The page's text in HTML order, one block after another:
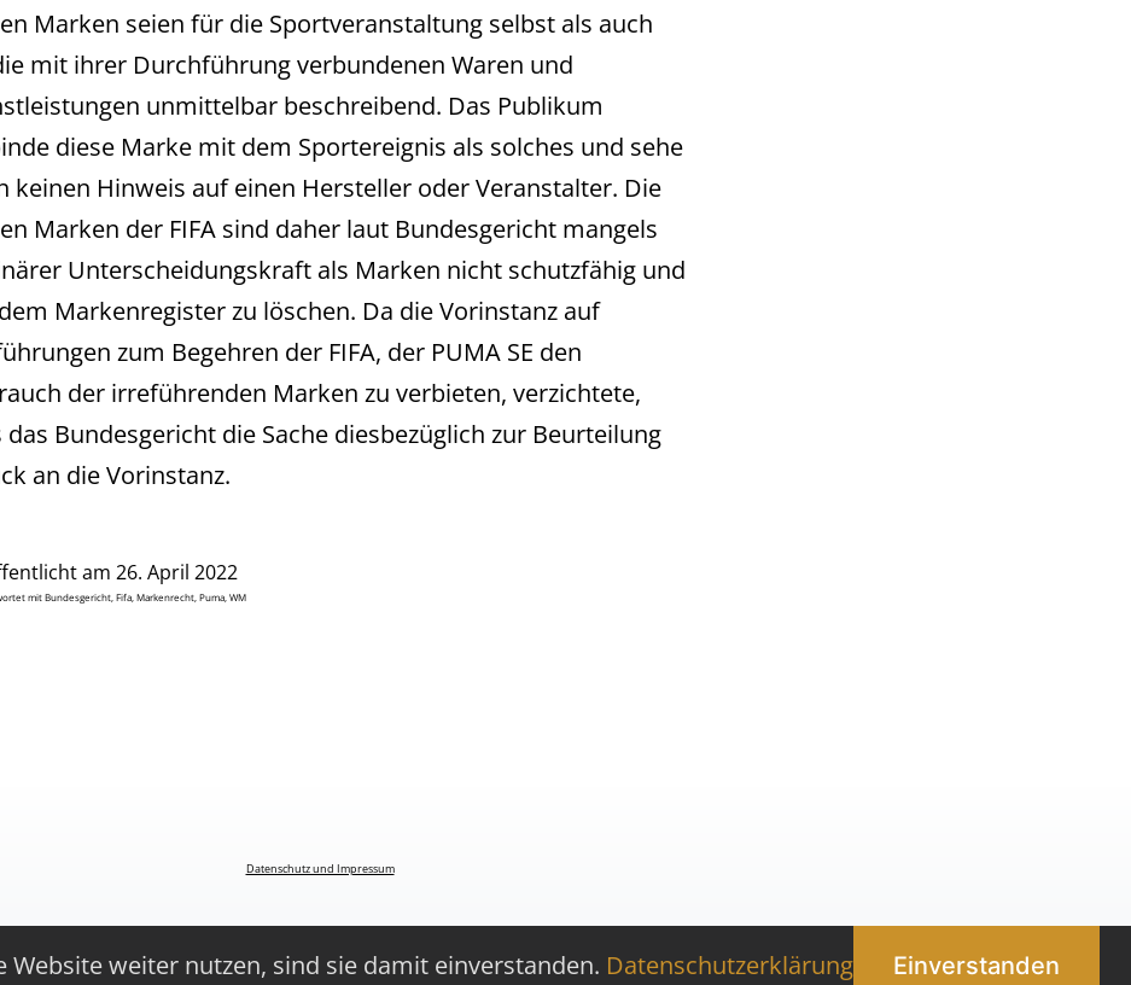
Marken seien für die Sportveranstaltung selbst als auch
mit ihrer Durchführung verbundenen Waren und
unmittelbar beschreibend. Das Publikum
diese Marke mit dem Sportereignis als solches und sehe
keinen Hinweis auf einen Hersteller oder Veranstalter. Die
Marken der FIFA sind daher laut Bundesgericht mangels
Unterscheidungskraft als Marken nicht schutzfähig und
Markenregister zu löschen. Da die Vorinstanz auf
zum Begehren der FIFA, der PUMA SE den
der irreführenden Marken zu verbieten, verzichtete,
das Bundesgericht die Sache diesbezüglich zur Beurteilung
an die Vorinstanz.
am 26. April 2022
mitBundesgericht Fifa Markenrecht Puma WM
Datenschutz und Impressum
Website weiter nutzen, sind sie damit einverstanden. Datenschutzerklärung Einverstanden